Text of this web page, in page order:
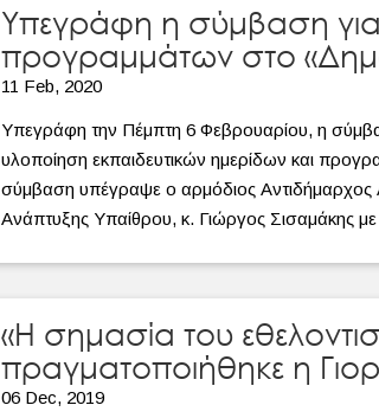
Υπεγράφη η σύμβαση για
προγραμμάτων στο
11 Feb, 2020
Υπεγράφη την Πέμπτη 6 Φεβρουαρίου, η
υλοποίηση εκπαιδευτικών ημερίδων και
σύμβαση υπέγραψε ο αρμόδιος
Ανάπτυξης Υπαίθρου, κ. Γιώργος Σισαμάκης
«Η σημασία του
πραγματοποιήθηκε η
06 Dec, 2019